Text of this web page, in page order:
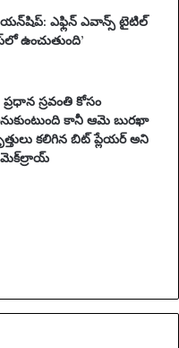
ఎఫ్లిన్ ఎవాన్స్ టైటిల్
ఉంచుతుంది’
స్రవంతి కోసం
కానీ ఆమె బురఖా
కలిగిన బిట్ ప్లేయర్ అని
మెక్‌ల్రాయ్